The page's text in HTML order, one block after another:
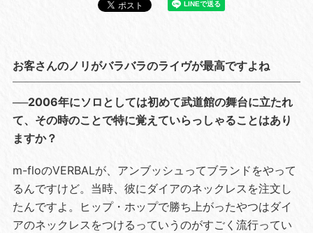
お客さんのノリがバラバラのライヴが最高ですよね
──2006年にソロとしては初めて武道館の舞台に立たれ
て、その時のことで特に覚えていらっしゃることはあり
ますか？
m-floのVERBALが、アンブッシュってブランドをやって
るんですけど。当時、彼にダイアのネックレスを注文し
たんですよ。ヒップ・ホップで勝ち上がったやつはダイ
アのネックレスをつけるっていうのがすごく流行ってい